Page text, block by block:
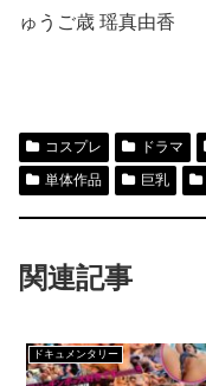
ゅうご歳 瑶真由香
コスプレ ドラマ
単体作品
巨乳
関連記事
ドキュメンタリー